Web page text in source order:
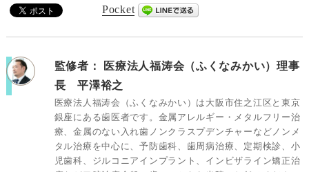
Pocket
監修者：
医療法人福涛会（ふくなみかい）理事
長 平澤裕之
医療法人福涛会（ふくなみかい）は大阪市住之江区と東京
銀座にある歯医者です。金属アレルギー・メタルフリー治
療、金属のない入れ歯ノンクラスプデンチャーなどノンメ
タル治療を中心に、予防歯科、歯周病治療、定期検診、小
児歯科、ジルコニアインプラント、インビザライン矯正治